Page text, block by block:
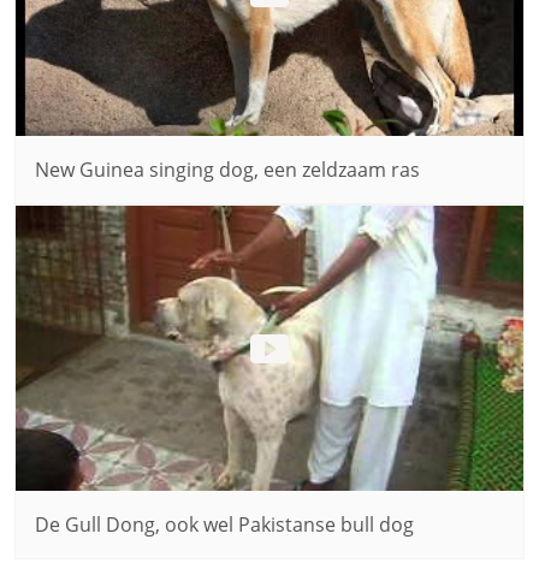
New Guinea singing dog, een zeldzaam ras
De Gull Dong, ook wel Pakistanse bull dog